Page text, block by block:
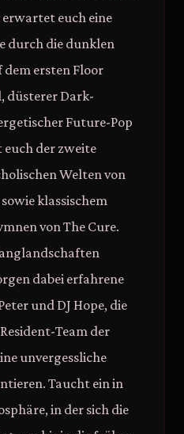
erwartet euch eine
durch die dunklen
dem ersten Floor
düsterer Dark-
Future-Pop
der zweite
Welten von
klassischem
von The Cure.
dabei erfahrene
und DJ Hope, die
Team der
unvergessliche
Taucht ein in
in der sich die